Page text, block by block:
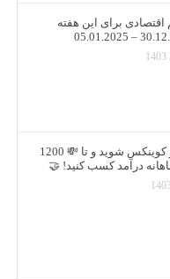
اقتصادی برای این هفته
30.12.2024
سفیر کوینکس شوید و تا 💸 1200
درآمد کسب کنید! 🤝